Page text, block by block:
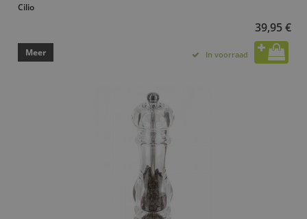
Cilio
39,95 €
Meer In voorraad